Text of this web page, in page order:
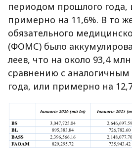
периодом прошлого года,
примерно на 11,6%. В то
обязательного
(ФОМС) было
леев, что на около 93,4
сравнению с
года, или примерно на